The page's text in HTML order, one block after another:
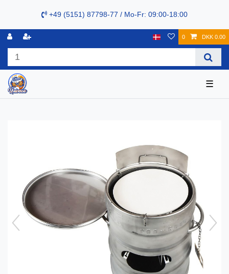
+49 (5151) 87798-77 / Mo-Fr: 09:00-18:00
0 DKK 0.00
☰